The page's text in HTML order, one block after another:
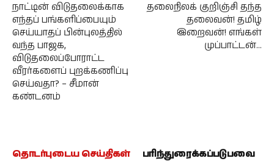
நாட்டின் விடுதலைக்காக
எந்தப் பங்களிப்பையும்
செய்யாதப் பின்புலத்தில்
வந்த பாஜக,
விடுதலைப்போராட்ட
வீரர்களைப் புறக்கணிப்பு
செய்வதா? – சீமான்
கண்டனம்
தலைநிலக் குறிஞ்சி தந்த
தலைவன்! தமிழ்
இறைவன்! எங்கள்
முப்பாட்டன்…
தொடர்புடைய செய்திகள் பரிந்துரைக்கப்படுபவை